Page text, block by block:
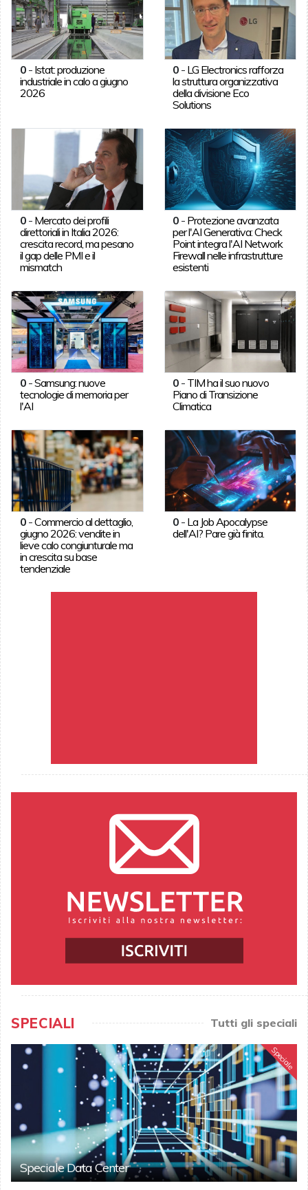
0- Istat: produzione
industriale in calo a giugno
2026
0 - LG Electronics rafforza
la struttura organizzativa
della divisione Eco
Solutions
0- Mercato dei profili
direttoriali in Italia 2026:
crescita record, ma pesano
il gap delle PMI e il
mismatch
0 - Protezione avanzata
per l'AI Generativa: Check
Point integra l'AI Network
Firewall nelle infrastrutture
esistenti
0-Samsung: nuove
tecnologie di memoria per
l'AI
0 - TIM ha il suo nuovo
Piano di Transizione
Climatica
0-Commercio al dettaglio,
giugno 2026: vendite in
lieve calo congiunturale ma
in crescita su base
tendenziale
0 - La Job Apocalypse
dell'AI? Pare già finita.
SPECIALI Tutti gli speciali
Speciale
Speciale Data Center